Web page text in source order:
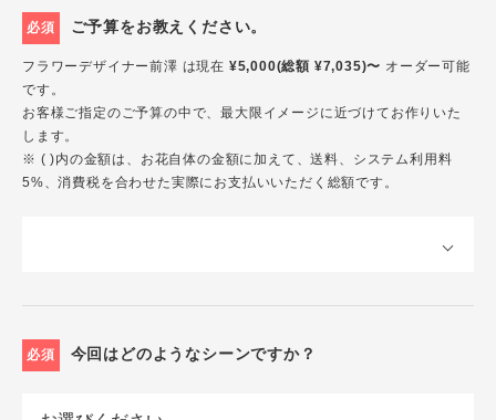
必須 ご予算をお教えください。
フラワーデザイナー前澤 は現在 ¥5,000(総額 ¥7,035)〜 オーダー可能
です。
お客様ご指定のご予算の中で、最大限イメージに近づけてお作りいた
します。
※ ( )内の金額は、お花自体の金額に加えて、送料、システム利用料
5%、消費税を合わせた実際にお支払いいただく総額です。
必須 今回はどのようなシーンですか？